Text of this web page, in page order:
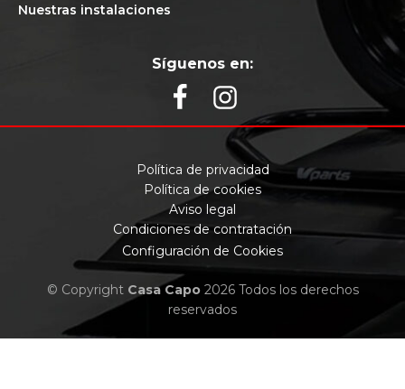
Nuestras instalaciones
Síguenos en:
© Copyright Casa Capo2026 Todos los derechos
reservados
Política de privacidad
Política de cookies
Aviso legal
Condiciones de contratación
Configuración de Cookies